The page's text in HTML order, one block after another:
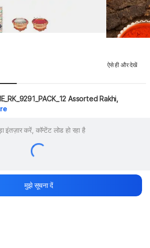
ऐसे ही और देखें
Assorted Rakhi,
इंतज़ार करें, कॉन्टेंट लोड हो रहा है
मुझे सूचना दें